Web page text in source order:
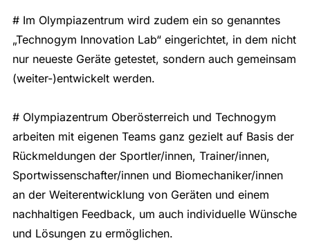
# Im Olympiazentrum wird zudem ein so genanntes
„Technogym Innovation Lab“ eingerichtet, in dem nicht
nur neueste Geräte getestet, sondern auch gemeinsam
(weiter-)entwickelt werden.
# Olympiazentrum Oberösterreich und Technogym
arbeiten mit eigenen Teams ganz gezielt auf Basis der
Rückmeldungen der Sportler/innen, Trainer/innen,
Sportwissenschafter/innen und Biomechaniker/innen
an der Weiterentwicklung von Geräten und einem
nachhaltigen Feedback, um auch individuelle Wünsche
und Lösungen zu ermöglichen.